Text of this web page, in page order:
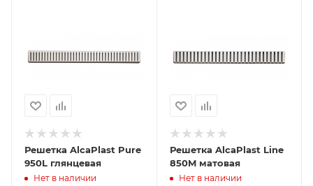
Решетка AlcaPlast Pure
950L глянцевая
Нет в наличии
Решетка AlcaPlast Line
850M матовая
Нет в наличии